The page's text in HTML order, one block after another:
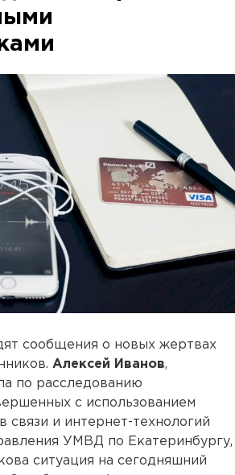
сообщения о новых жертвах
Алексей Иванов,
по расследованию
с использованием
связи и интернет-технологий
УМВД по Екатеринбургу,
ситуация на сегодняшний